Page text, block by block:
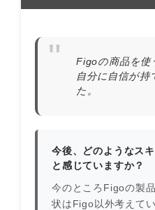
Figoの商品を使
自分に自信が
た。
今後、どのようなス
と感じていますか？
今のところFigoの製
状はFigo以外考えてい